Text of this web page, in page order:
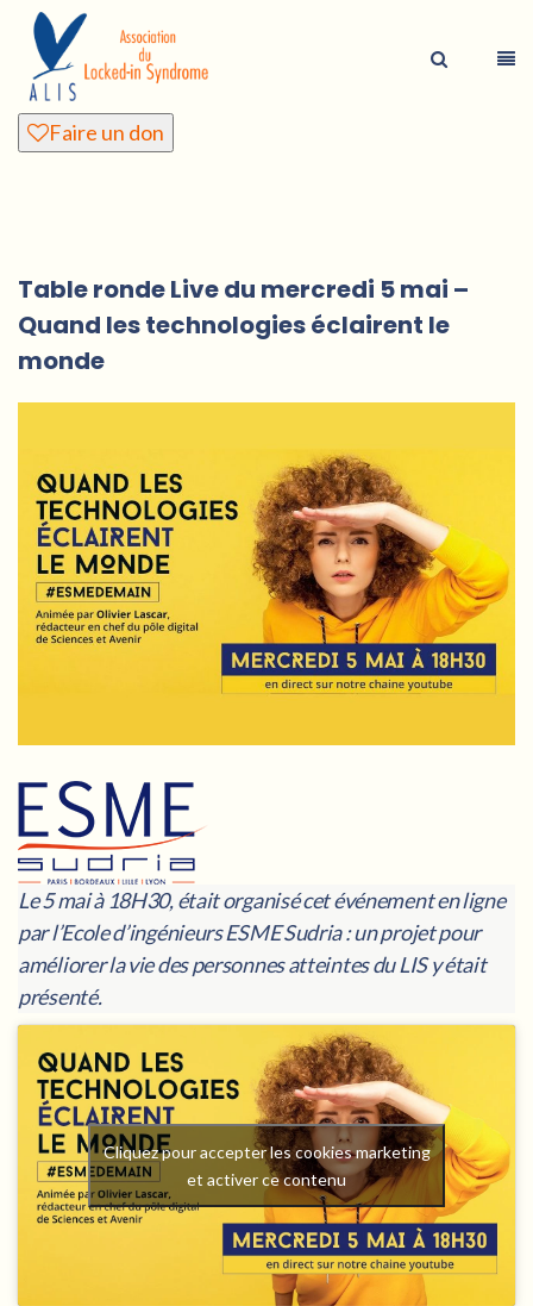
Faire un don
Table ronde Live du mercredi 5 mai –
Quand les technologies éclairent le
monde
Le 5 mai à 18H30, était organisé cet événement en ligne
par l’Ecole d’ingénieurs ESME Sudria : un projet pour
améliorer la vie des personnes atteintes du LIS y était
présenté.
Cliquez pour accepter les cookies marketing
et activer ce contenu